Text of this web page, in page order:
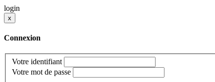
login
x
Connexion
Votre identifiant
Votre mot de passe